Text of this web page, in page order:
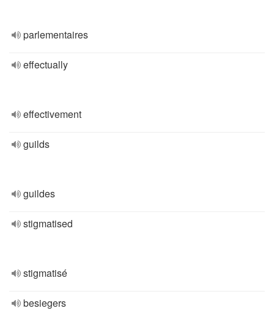
parlementaires
effectually
effectivement
guilds
guildes
stigmatised
stigmatisé
besiegers